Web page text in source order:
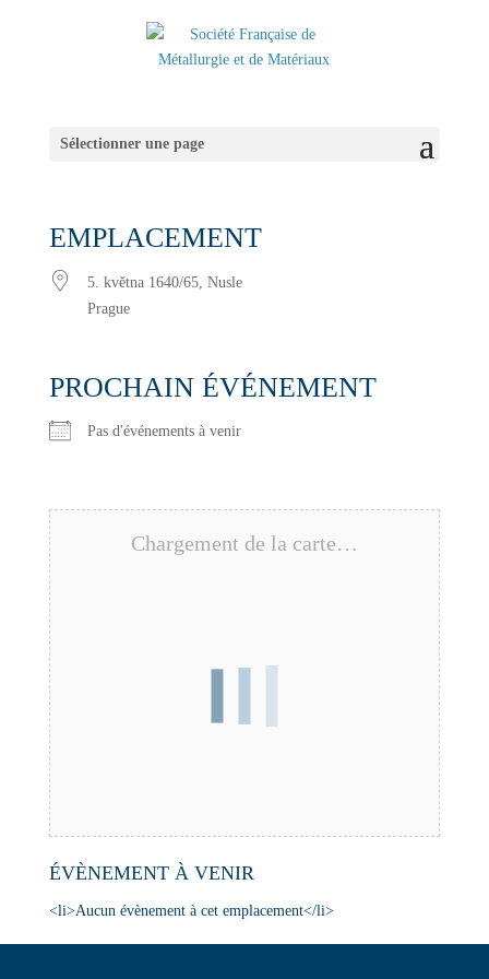
Sélectionner une page
EMPLACEMENT
5. května 1640/65, Nusle
Prague
PROCHAIN ÉVÉNEMENT
Pas d'événements à venir
Chargement de la carte…
ÉVÈNEMENT À VENIR
<li>Aucun évènement à cet emplacement</li>